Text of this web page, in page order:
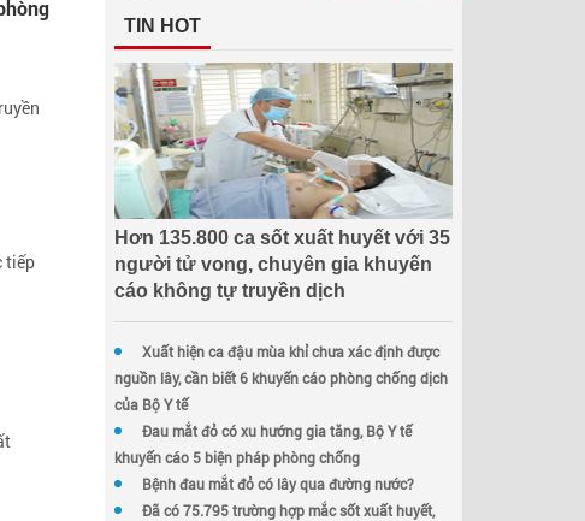
tiếp
TIN HOT
Hơn 135.800 ca sốt xuất huyết với 35
người tử vong, chuyên gia khuyến
cáo không tự truyền dịch
Xuất hiện ca đậu mùa khỉ chưa xác định được
nguồn lây, cần biết 6 khuyến cáo phòng chống dịch
của Bộ Y tế
Đau mắt đỏ có xu hướng gia tăng, Bộ Y tế
khuyến cáo 5 biện pháp phòng chống
Bệnh đau mắt đỏ có lây qua đường nước?
Đã có 75.795 trường hợp mắc sốt xuất huyết,